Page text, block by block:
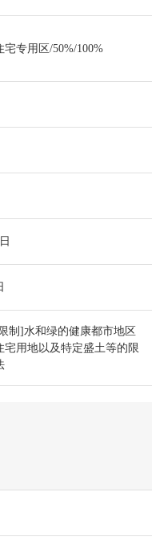
宅专用区/50%/100%
制]水和绿的健康都市地区
宅用地以及特定盛土等的限